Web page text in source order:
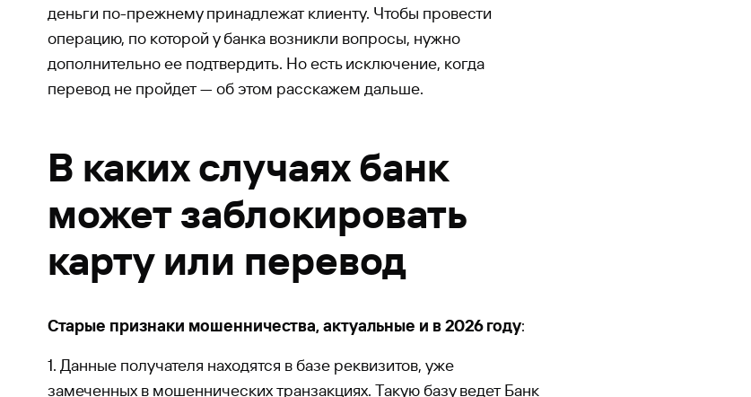
деньги по-прежнему принадлежат клиенту. Чтобы провести
операцию, по которой у банка возникли вопросы, нужно
дополнительно ее подтвердить. Но есть исключение, когда
перевод не пройдет — об этом расскажем дальше.
В каких случаях банк
может заблокировать
карту или перевод
Старые признаки мошенничества, актуальные и в 2026 году:
1. Данные получателя находятся в базе реквизитов, уже
замеченных в мошеннических транзакциях. Такую базу ведет Банк